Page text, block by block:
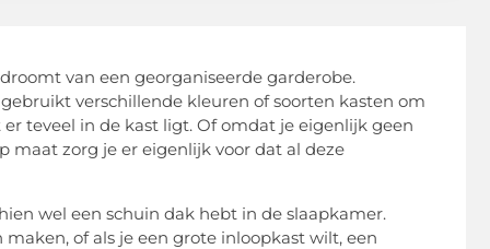
van een georganiseerde garderobe.
verschillende kleuren of soorten kasten om
teveel in de kast ligt. Of omdat je eigenlijk geen
maat zorg je er eigenlijk voor dat al deze
wel een schuin dak hebt in de slaapkamer.
of als je een grote inloopkast wilt, een